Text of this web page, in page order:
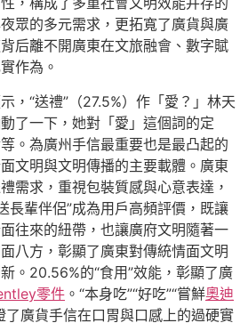
眾的多元需求，更拓寬了廣貨與廣
后離不開廣東在文旅融會、數字賦
作為。
，“送禮”（27.5%）作「愛？」林天
了一下，她對「愛」這個詞的定
。為廣州手信最重要也是最凸起的
文明與文明傳播的主要載體。廣東
需求，重視包裝質感與心意表達，
長輩伴侶”成為用戶高頻評價，既讓
往來的紐帶，也讓廣府文明隨著一
八方，彰顯了廣東對傳統情面文明
。20.56%的“食用”效能，彰顯了廣
零件 。“本身吃”“好吃”“嘗鮮奧迪
了廣貨手信在口胃與口感上的過硬實